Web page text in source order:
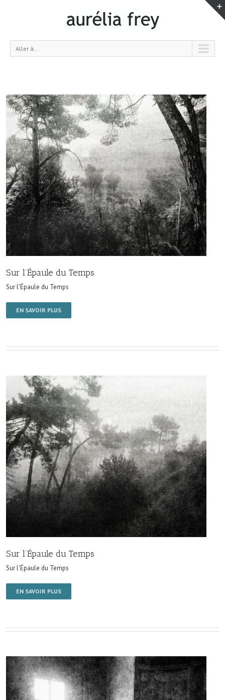
Aller à...
Sur l’Épaule du Temps
Sur l'Épaule du Temps
EN SAVOIR PLUS
Sur l’Épaule du Temps
Sur l'Épaule du Temps
EN SAVOIR PLUS